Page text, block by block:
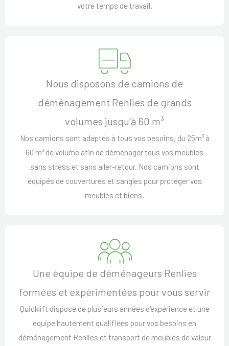
votre temps de travail.
Nous disposons de camions de
déménagement Renlies de grands
volumes jusqu'à 60 m³
Nos camions sont adaptés à tous vos besoins, du 25m³ à
60 m³ de volume afin de déménager tous vos meubles
sans stress et sans aller-retour. Nos camions sont
équipés de couvertures et sangles pour protéger vos
meubles et biens.
Une équipe de déménageurs Renlies
formées et expérimentées pour vous servir
Quicklift dispose de plusieurs années d'expérience et une
équipe hautement qualifiées pour vos besoins en
déménagement Renlies et transport de meubles de valeur